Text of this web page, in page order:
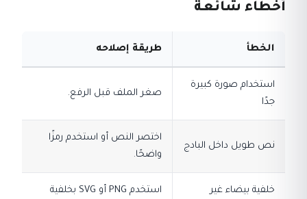
أخطاء شائعة
الخطأ طريقة إصلاحه
استخدام صورة كبيرة
جدًا
صغر الملف قبل الرفع.
نص طويل داخل البادج
اختصر النص أو استخدم رمزًا
واضحًا.
خلفية بيضاء غير استخدم PNG أو SVG بخلفية